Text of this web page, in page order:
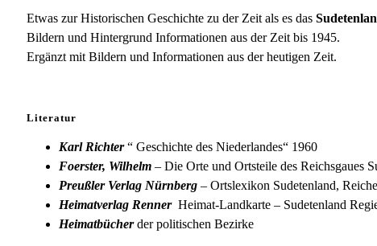
Altwasser
Etwas zur Historischen Geschichte zu der Zeit als es das
Bildern und Hintergrund Informationen aus der Zeit bis 1945.
Ergänzt mit Bildern und Informationen aus der heutigen Zeit.
Literatur
Karl Richter“ Geschichte des Niederlandes“ 1960
Foerster, Wilhelm – Die Orte und Ortsteile des Reichsgaues
Preußler Verlag Nürnberg – Ortslexikon Sudetenland,
Heimatverlag Renner Heimat-Landkarte – Sudetenland
Heimatbücherder politischen Bezirke